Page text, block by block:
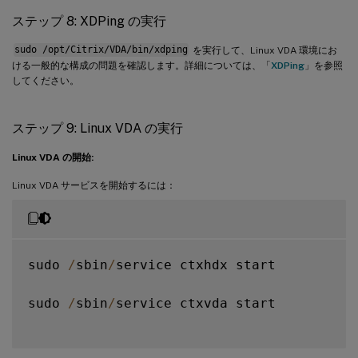
export CTX_XDL_DESKTOP_ENVIRONMENT
export CTX_XDL_TELEMETRY_SOCKET_PORT=port
sudo opt / Citrix
CTX_XDL_LDAP_LIST
CTX_XDL_SEARCH_BASE =search -base-set \
CTX_XDL_DESKTOP_ENVIRONMENT
CTX_XDL_TELEMETRY_SOCKET_PORT
CTX_XDL_TELEMETRY_PORT=port-number \
CTX_XDL_START_SERVICE=Y|N \
ステップ 8: XDPing の実行
sudo /opt/Citrix/VDA/bin/xdping を実行して、Linux VDA 環境にお
ける一般的な構成の問題を確認します。詳細については、「XDPing 」を参照
してください。
ステップ 9: Linux VDA の実行
Linux VDA の開始:
Linux VDA サービスを開始するには：
sudo /sbin/service ctxhdx start
sudo /sbin/service ctxvda start